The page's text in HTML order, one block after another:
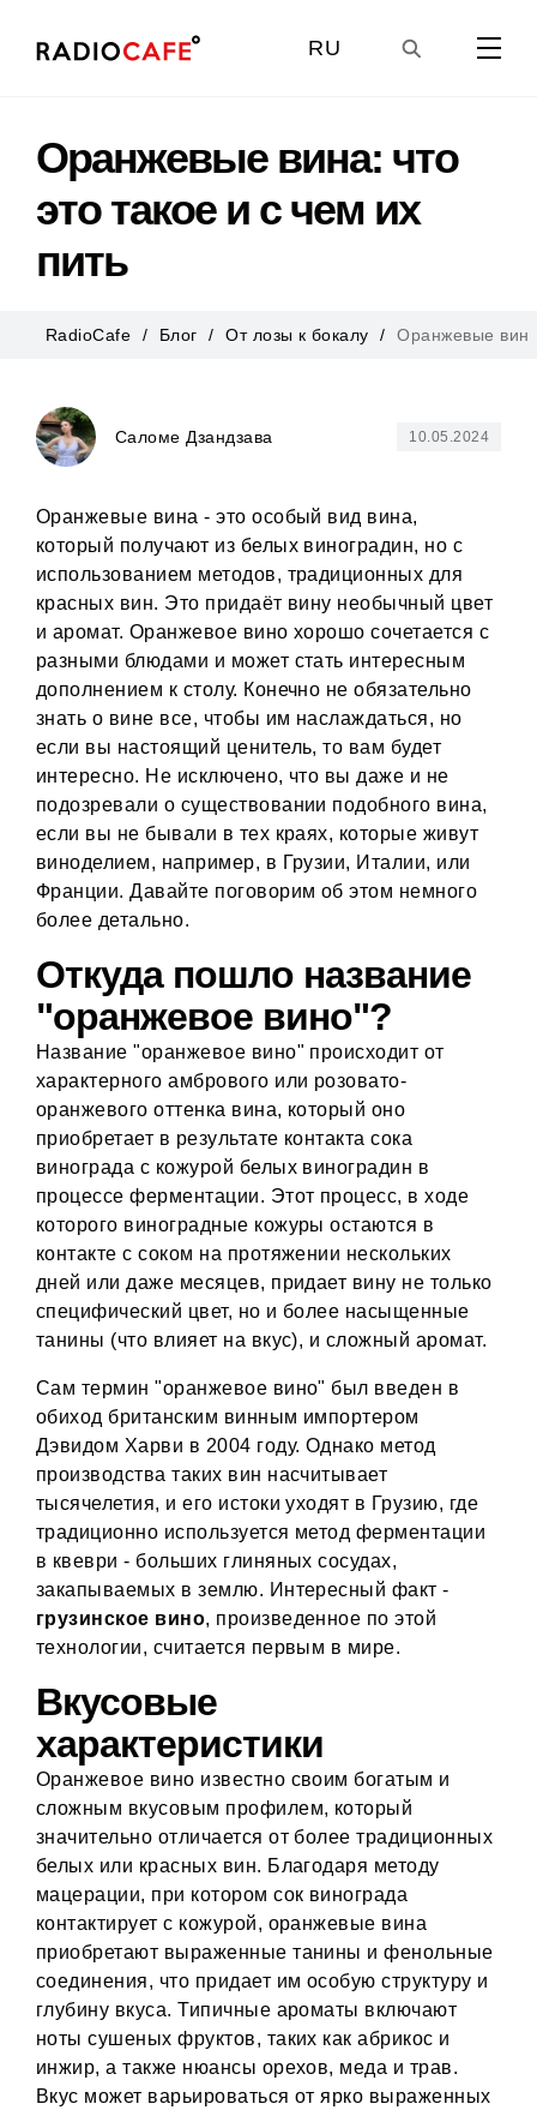
RU
EN
Оранжевые вина: что
это такое и с чем их
пить
RadioCafe Блог Oт лозы к бокалу Оранжевые
Саломе Дзандзава 10.05.2024
Оранжевые вина - это особый вид вина,
который получают из белых виноградин, но с
использованием методов, традиционных для
красных вин. Это придаёт вину необычный цвет
и аромат. Оранжевое вино хорошо сочетается с
разными блюдами и может стать интересным
дополнением к столу. Конечно не обязательно
знать о вине все, чтобы им наслаждаться, но
если вы настоящий ценитель, то вам будет
интересно. Не исключено, что вы даже и не
подозревали о существовании подобного вина,
если вы не бывали в тех краях, которые живут
виноделием, например, в Грузии, Италии, или
Франции. Давайте поговорим об этом немного
более детально.
Откуда пошло название
"оранжевое вино"?
Название "оранжевое вино" происходит от
характерного амбрового или розовато-
оранжевого оттенка вина, который оно
приобретает в результате контакта сока
винограда с кожурой белых виноградин в
процессе ферментации. Этот процесс, в ходе
которого виноградные кожуры остаются в
контакте с соком на протяжении нескольких
дней или даже месяцев, придает вину не только
специфический цвет, но и более насыщенные
танины (что влияет на вкус), и сложный аромат.
Сам термин "оранжевое вино" был введен в
обиход британским винным импортером
Дэвидом Харви в 2004 году. Однако метод
производства таких вин насчитывает
тысячелетия, и его истоки уходят в Грузию, где
традиционно используется метод ферментации
в квеври - больших глиняных сосудах,
закапываемых в землю​. Интересный факт -
грузинское вино, произведенное по этой
технологии, считается первым в мире.
Вкусовые
характеристики
Оранжевое вино известно своим богатым и
сложным вкусовым профилем, который
значительно отличается от более традиционных
белых или красных вин. Благодаря методу
мацерации, при котором сок винограда
контактирует с кожурой, оранжевые вина
приобретают выраженные танины и фенольные
соединения, что придает им особую структуру и
глубину вкуса. Типичные ароматы включают
ноты сушеных фруктов, таких как абрикос и
инжир, а также нюансы орехов, меда и трав.
Вкус может варьироваться от ярко выраженных